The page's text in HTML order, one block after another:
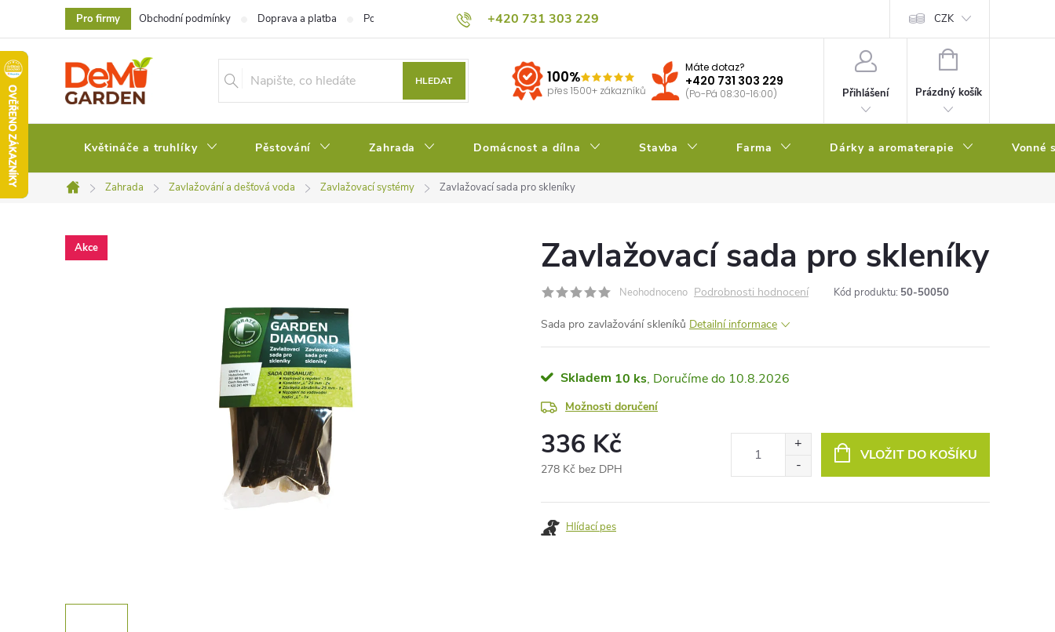
obsah
+420 731 303 229
Pro firmy Obchodní podmínky Doprava a platba Podmínky ochrany osobních údajů Pěstitelský blog CZK
HLEDAT 100%
přes 1500+ zákazníků
Máte dotaz?
+420 731 303 229
(Po-Pá 08:30-16:00) Přihlášení
NÁKUPNÍ
Prázdný košík
Květináče a truhlíky Pěstování Zahrada Domácnost a dílna Stavba Farma Dárky a aromaterapie Vonné
Domů
Zahrada Zavlažování a dešťová voda Zavlažovací systémy Zavlažovací sada pro skleníky
Akce Zavlažovací sada pro skleníky
Neohodnoceno Podrobnosti hodnocení Kód produktu: 50-50050
Sada pro zavlažování skleníků Detailní informace
Skladem 10 ks 10.8.2026
Možnosti doručení
336 Kč
278 Kč bez DPH
cena:
VLOŽIT DO KOŠÍKU
Hlídací pes